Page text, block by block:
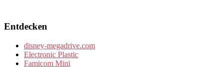
Entdecken
disney-megadrive.com
Electronic Plastic
Famicom Mini